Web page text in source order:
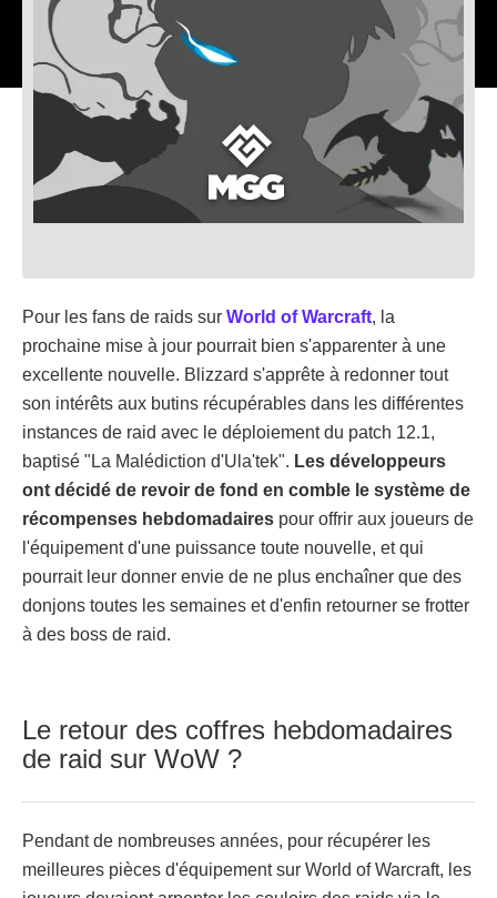
Pour les fans de raids sur World of Warcraft, la
prochaine mise à jour pourrait bien s'apparenter à une
excellente nouvelle. Blizzard s'apprête à redonner tout
son intérêts aux butins récupérables dans les différentes
instances de raid avec le déploiement du patch 12.1,
baptisé "La Malédiction d'Ula'tek". Les développeurs
ont décidé de revoir de fond en comble le système de
récompenses hebdomadaires pour offrir aux joueurs de
l'équipement d'une puissance toute nouvelle, et qui
pourrait leur donner envie de ne plus enchaîner que des
donjons toutes les semaines et d'enfin retourner se frotter
à des boss de raid.
Le retour des coffres hebdomadaires
de raid sur WoW ?
Pendant de nombreuses années, pour récupérer les
meilleures pièces d'équipement sur World of Warcraft, les